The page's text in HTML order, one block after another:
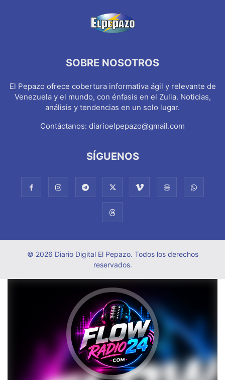
SOBRE NOSOTROS
El Pepazo ofrece cobertura informativa ágil y relevante de
Venezuela y el mundo, con énfasis en el Zulia. Noticias,
análisis y tendencias en un solo lugar.
Contáctanos: diarioelpepazo@gmail.com
SÍGUENOS
© 2026 Diario Digital El Pepazo. Todos los derechos
reservados.